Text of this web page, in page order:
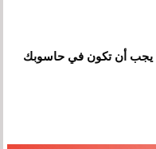
يجب أن تكون في حاسوبك